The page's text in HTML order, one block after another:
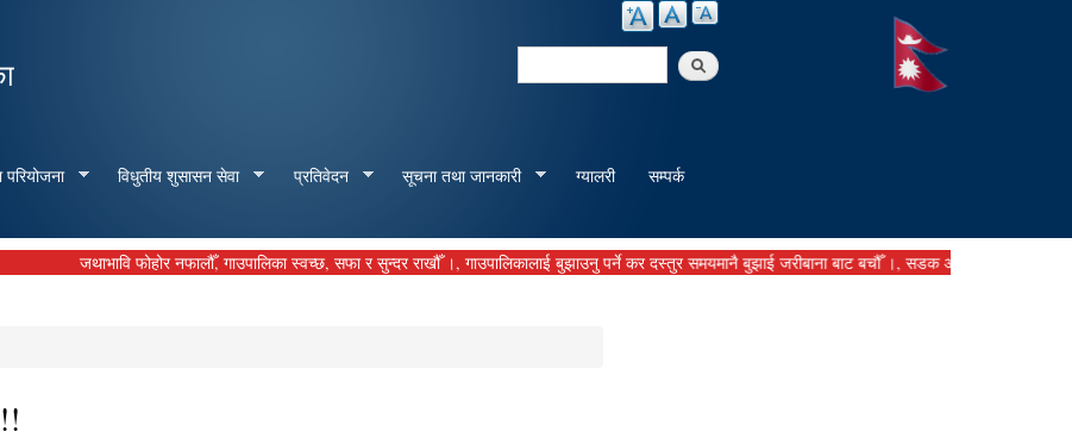
Search
विधुतीय शुसासन सेवा प्रतिवेदन सूचना तथा जानकारी ग्यालरी
सम्पर्क
जथाभावि फोहोर नफालौँ, गाउपालिका स्वच्छ, सफा र सुन्दर राखौँ ।, गाउपालिकालाई बुझाउनु पर्ने कर दस्तुर समयमानै बुझाई जरीबाना बाट बचौँ ।, सडक अवरोध हुनेगरी निर्माण